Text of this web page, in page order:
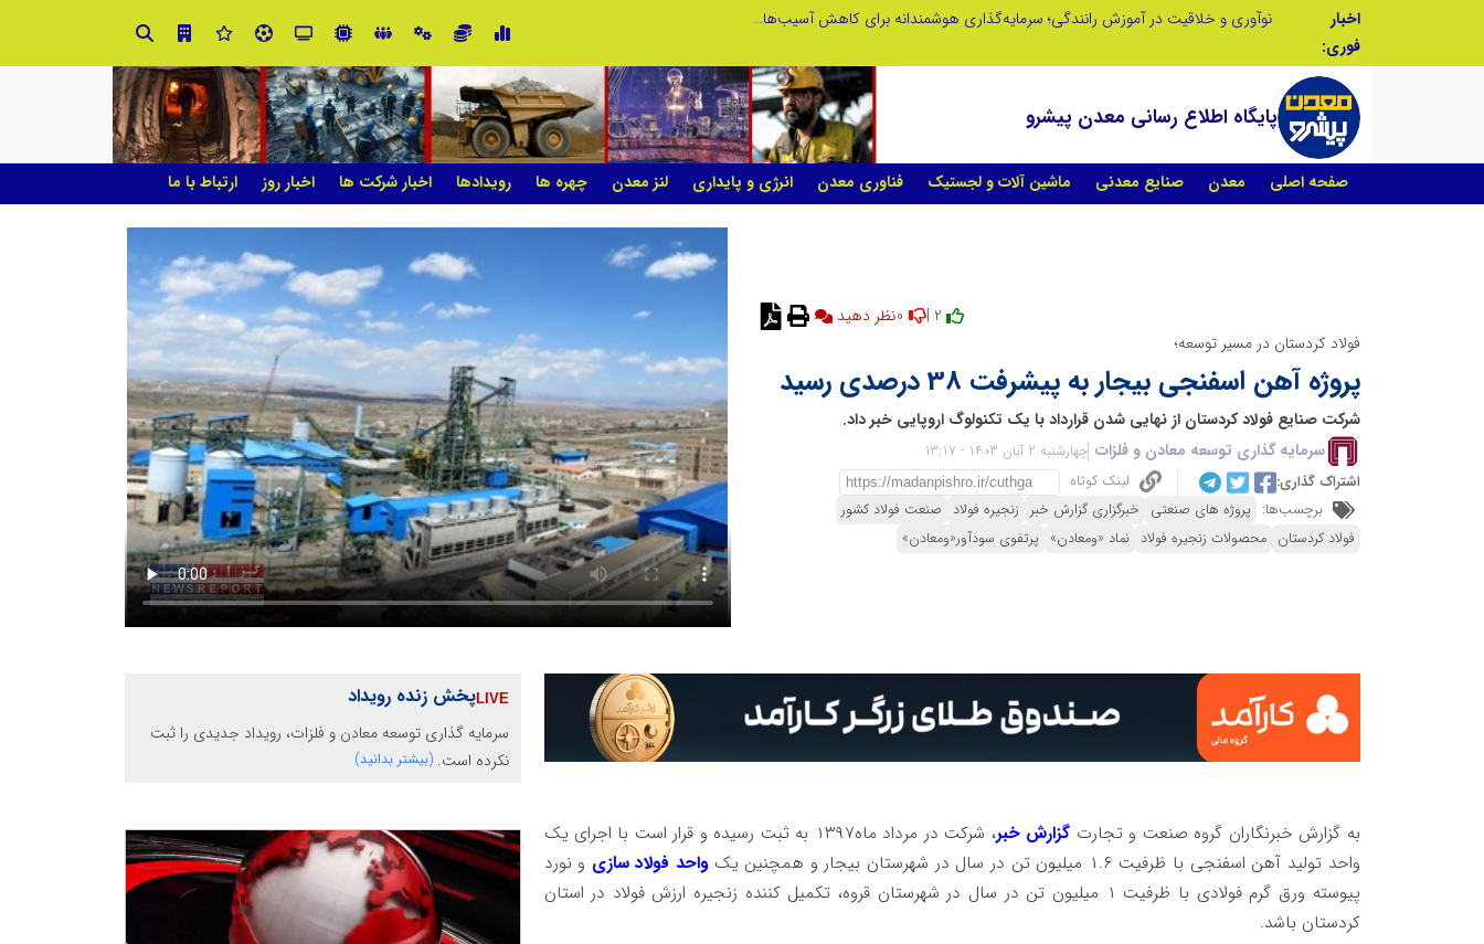
اخبار
فوری:
نوآوری و خلاقیت در آموزش رانندگی؛ سرمایه‌گذاری هوشمندانه برای کاهش آسیب‌های اجتماعی و ارتقای ایمنی جامعه نوآوری و یادگیری دیجیتال؛ کلید تحول در مدیریت مدارس فردا
پایگاه اطلاع رسانی معدن پیشرو
صفحه اصلی معدن صنایع معدنی ماشین آلات و لجستیک فناوری معدن انرژی و پایداری لنز معدن چهره ها رویدادها اخبار شرکت ها اخبار روز ارتباط با ما
نظر دهید
فولاد کردستان در مسیر توسعه؛
پروژه آهن اسفنجی بیجار به پیشرفت 38 درصدی رسید
شرکت صنایع فولاد کردستان از نهایی شدن قرارداد با یک تکنولوگ اروپایی خبر داد.
سرمایه گذاری توسعه معادن و فلزات چهارشنبه 2 آبان 1403 - 13:17
اشتراک گذاری:
لینک کوتاه
برچسب‌ها: پروژه های صنعتی خبرگزاری گزارش خبر زنجیره فولاد صنعت فولاد کشور
فولاد کردستان محصولات زنجیره فولاد نماد «ومعادن» پرتفوی سودآور«ومعادن»
به گزارش خبرنگاران گروه صنعت و تجارت گزارش خبر
، شرکت در مرداد ماه۱۳۹۷ به ثبت رسیده و قرار است با اجرای یک
واحد تولید آهن اسفنجی با ظرفیت ۱.۶ میلیون تن در سال در شهرستان بیجار و همچنین یک
واحد فولاد سازی و نورد
پیوسته ورق گرم فولادی با ظرفیت ۱ میلیون تن در سال در شهرستان قروه، تکمیل کننده زنجیره ارزش فولاد در استان
کردستان باشد.
پخش زنده رویداد
سرمایه گذاری توسعه معادن و فلزات، رویداد جدیدی را ثبت
نکرده است. (بیشتر بدانید)